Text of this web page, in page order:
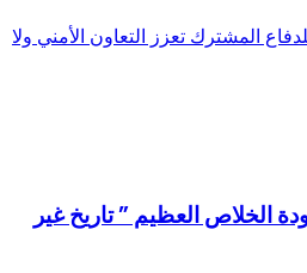
المشترك تعزز التعاون الأمني ولا
الخلاص العظيم ” تاريخ غير